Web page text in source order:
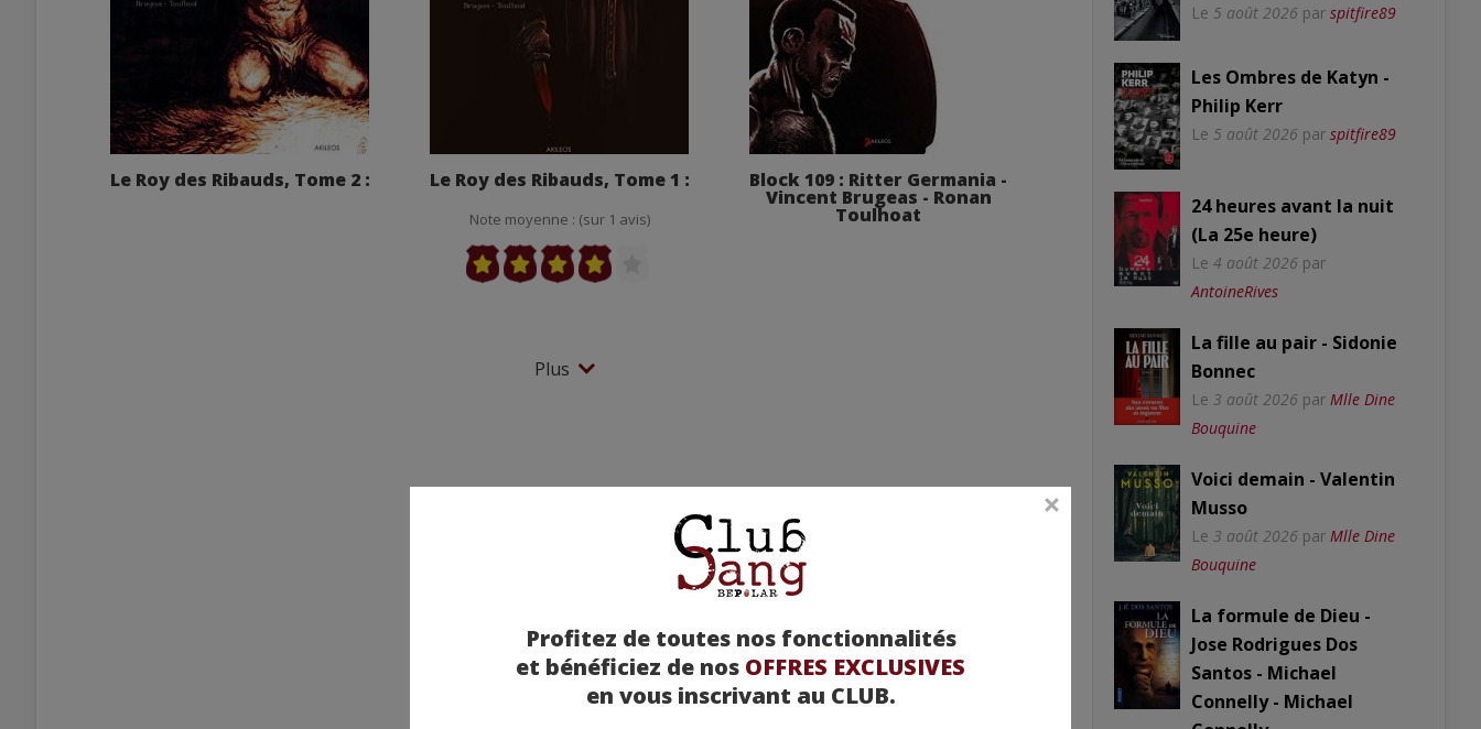
Profitez de toutes nos fonctionnalités
et bénéficiez de nos OFFRES EXCLUSIVES
en vous inscrivant au CLUB.
Le Roy des Ribauds, Tome 2 : Le Roy des Ribauds, Tome 1 :
Note moyenne : (sur 1 avis)
Block 109 : Ritter Germania -
Vincent Brugeas - Ronan
Toulhoat
Plus
Le 5 août 2026 par spitfire89
Les Ombres de Katyn -
Philip Kerr
Le 5 août 2026 par spitfire89
24 heures avant la nuit
(La 25e heure)
Le 4 août 2026 par
AntoineRives
La fille au pair - Sidonie
Bonnec
Le 3 août 2026 par Mlle Dine
Bouquine
Voici demain - Valentin
Musso
Le 3 août 2026 par Mlle Dine
Bouquine
La formule de Dieu -
Jose Rodrigues Dos
Santos - Michael
Connelly - Michael